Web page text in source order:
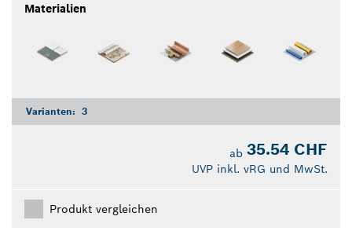
Materialien
Varianten: 3
ab 35.54 CHF
UVP inkl. vRG und MwSt.
Produkt vergleichen